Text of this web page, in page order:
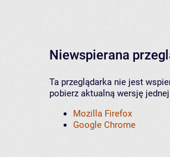
Niewspierana
Ta przeglądarka nie jest
pobierz aktualną wersję
Mozilla Firefox
Google Chrome